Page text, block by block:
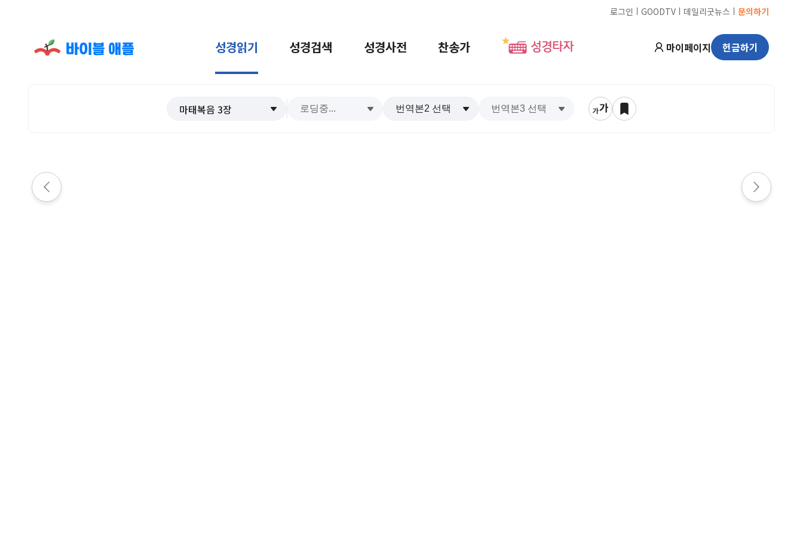
로그인 ㅣ GOODTV ㅣ 데일리굿뉴스 ㅣ 문의하기
성경읽기 성경검색 성경사전 찬송가 성경타자 마이페이지 헌금하기
마태복음 3장